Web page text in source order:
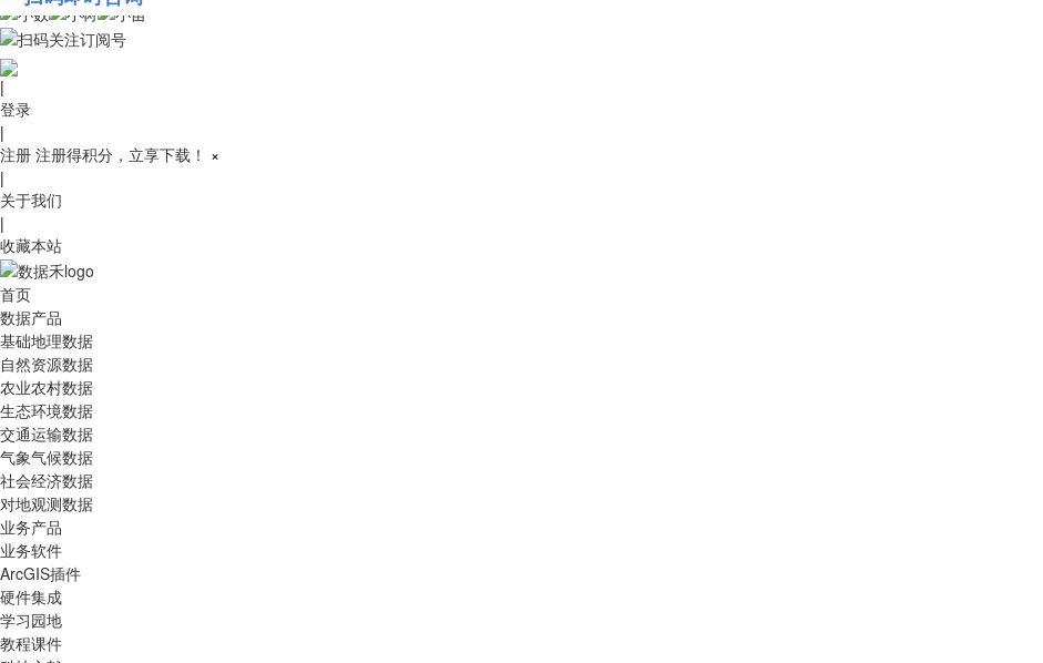
010-53689091
|
登录
|
注册 注册得积分，立享下载！ ×
|
关于我们
|
收藏本站
首页
数据产品
基础地理数据
自然资源数据
农业农村数据
生态环境数据
交通运输数据
气象气候数据
社会经济数据
对地观测数据
业务产品
业务软件
ArcGIS插件
硬件集成
学习园地
教程课件